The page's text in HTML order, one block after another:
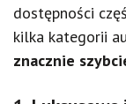
dostępności
kilka kategorii
znacznie